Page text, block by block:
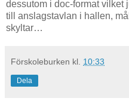
dessutom i doc-format vilket
till anslagstavlan i hallen,
skyltar…
Förskoleburken kl. 10:33
Dela